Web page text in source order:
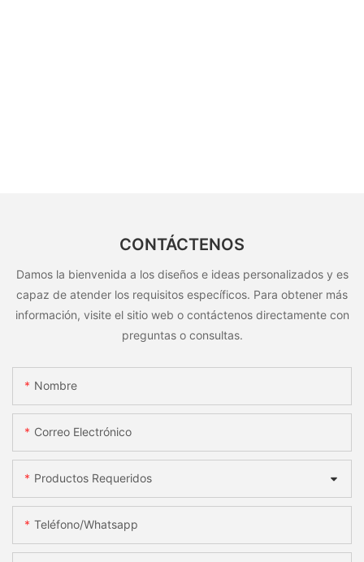
CONTÁCTENOS
Damos la bienvenida a los diseños e ideas personalizados y es
capaz de atender los requisitos específicos. Para obtener más
información, visite el sitio web o contáctenos directamente con
preguntas o consultas.
Nombre
Correo Electrónico
Productos Requeridos
Teléfono/whatsapp